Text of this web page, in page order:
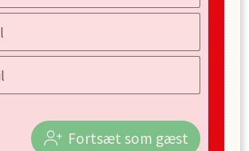
Fortsæt som gæst